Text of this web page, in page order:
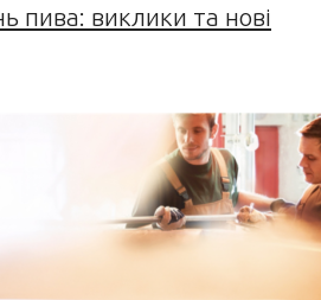
пива: виклики та нові